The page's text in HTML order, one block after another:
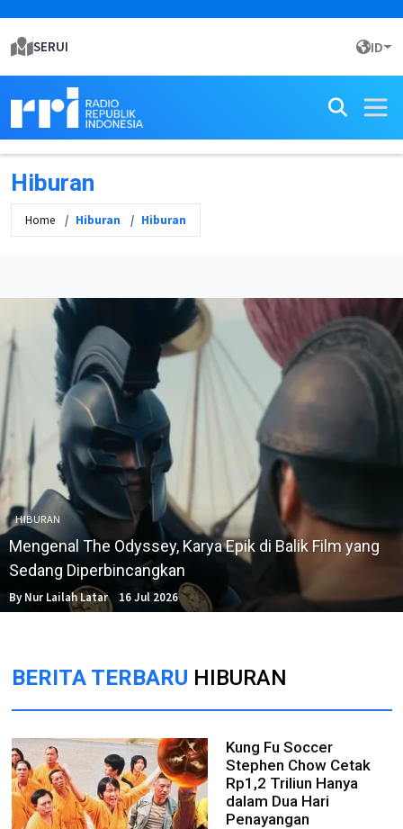
SERUI ID
Hiburan
Home Hiburan Hiburan
HIBURAN
Mengenal The Odyssey, Karya Epik di Balik Film yang
Sedang Diperbincangkan
By Nur Lailah Latar 16 Jul 2026
BERITA TERBARU HIBURAN
Kung Fu Soccer
Stephen Chow Cetak
Rp1,2 Triliun Hanya
dalam Dua Hari
Penayangan